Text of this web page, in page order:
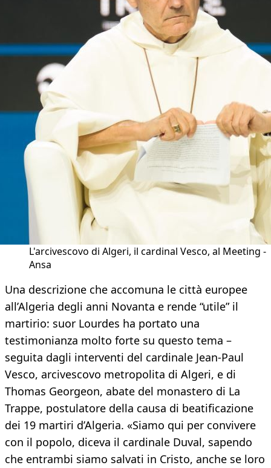
L'arcivescovo di Algeri, il cardinal Vesco, al Meeting -
Ansa
Una descrizione che accomuna le città europee
all’Algeria degli anni Novanta e rende “utile” il
martirio: suor Lourdes ha portato una
testimonianza molto forte su questo tema –
seguita dagli interventi del cardinale Jean-Paul
Vesco, arcivescovo metropolita di Algeri, e di
Thomas Georgeon, abate del monastero di La
Trappe, postulatore della causa di beatificazione
dei 19 martiri d’Algeria. «Siamo qui per convivere
con il popolo, diceva il cardinale Duval, sapendo
che entrambi siamo salvati in Cristo, anche se loro